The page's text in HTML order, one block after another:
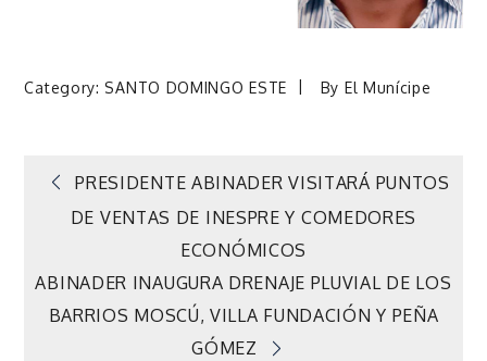
Category: SANTO DOMINGO ESTE By El Munícipe
Navegación
entradas
PRESIDENTE ABINADER VISITARÁ PUNTOS
DE VENTAS DE INESPRE Y COMEDORES
ECONÓMICOS
ABINADER INAUGURA DRENAJE PLUVIAL DE LOS
BARRIOS MOSCÚ, VILLA FUNDACIÓN Y PEÑA
GÓMEZ